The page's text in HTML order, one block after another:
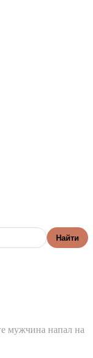
Найти
мужчина напал на